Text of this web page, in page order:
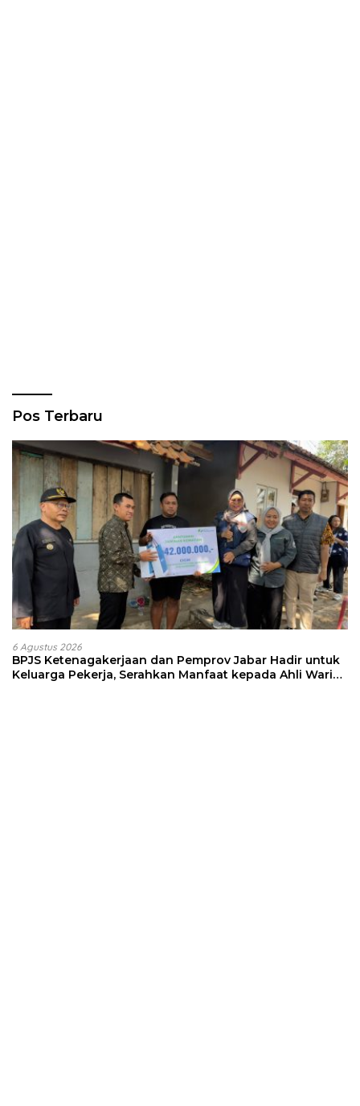
Pos Terbaru
6 Agustus 2026
BPJS Ketenagakerjaan dan Pemprov Jabar Hadir untuk
Keluarga Pekerja, Serahkan Manfaat kepada Ahli Waris